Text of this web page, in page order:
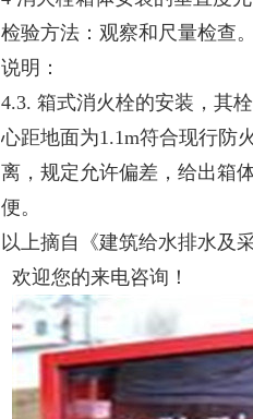
检验方法：观察和尺量检查。
说明：
4.3. 箱式消火栓的安装，其
心距地面为1.1m符合现行防
离，规定允许偏差，给出箱
便。
以上摘自《建筑给水排水及
欢迎您的来电咨询！